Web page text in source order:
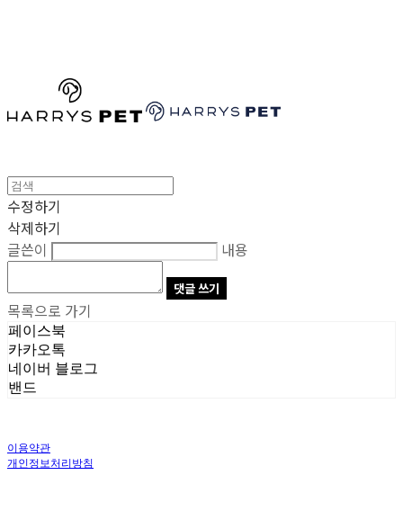
수정하기
삭제하기
글쓴이
내용
댓글 쓰기
목록으로 가기
페이스북
카카오톡
네이버 블로그
밴드
이용약관
개인정보처리방침